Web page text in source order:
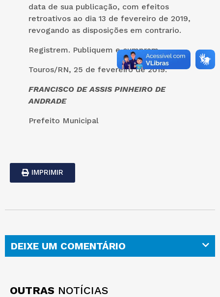
data de sua publicação, com efeitos
retroativos ao dia 13 de fevereiro de 2019,
revogando as disposições em contrario.
Registrem. Publiquem e cumpram.
Touros/RN, 25 de fevereiro de 2019.
FRANCISCO DE ASSIS PINHEIRO DE
ANDRADE
Prefeito Municipal
IMPRIMIR
DEIXE UM COMENTÁRIO
OUTRAS NOTÍCIAS